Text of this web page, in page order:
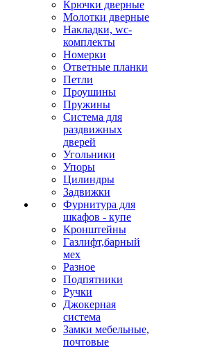
Крючки дверные
Молотки дверные
Накладки, wc-
комплекты
Номерки
Ответные планки
Петли
Проушины
Пружины
Система для
раздвижных
дверей
Угольники
Упоры
Цилиндры
Задвижки
Фурнитура для
шкафов - купе
Кронштейны
Газлифт,барный
мех
Разное
Подпятники
Ручки
Джокерная
система
Замки мебельные,
почтовые